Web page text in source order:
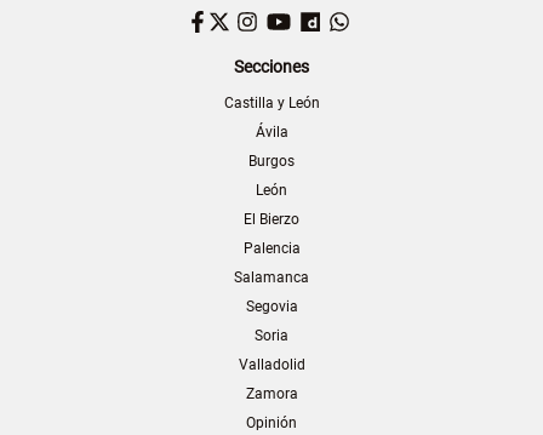
Facebook
TwitterInstagram
YouTubeDailymotion
Secciones
Castilla y León
Ávila
Burgos
León
El Bierzo
Palencia
Salamanca
Segovia
Soria
Valladolid
Zamora
Opinión